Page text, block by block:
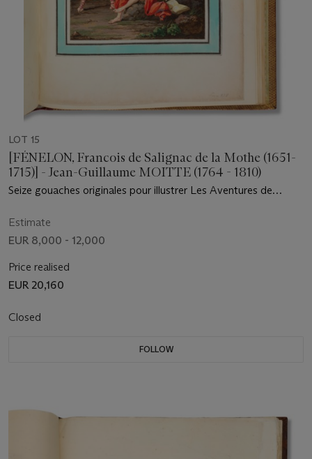
LOT 15
[FÉNELON, Francois de Salignac de la Mothe (1651-
1715)] - Jean-Guillaume MOITTE (1764 - 1810)
Seize gouaches originales pour illustrer Les Aventures de
Estimate
EUR 8,000 - 12,000
Price realised
EUR 20,160
Closed
FOLLOW